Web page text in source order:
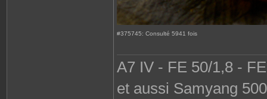
#375745: Consulté 5941 fois
A7 IV - FE 50/1,8 -
et aussi Samyang